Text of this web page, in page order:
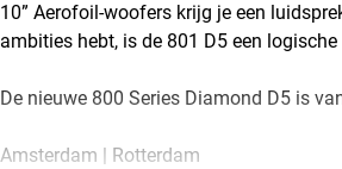
10” Aerofoil-woofers krijg je een
ambities hebt, is de 801 D5 een
De nieuwe 800 Series Diamond D5 is
Amsterdam | Rotterdam